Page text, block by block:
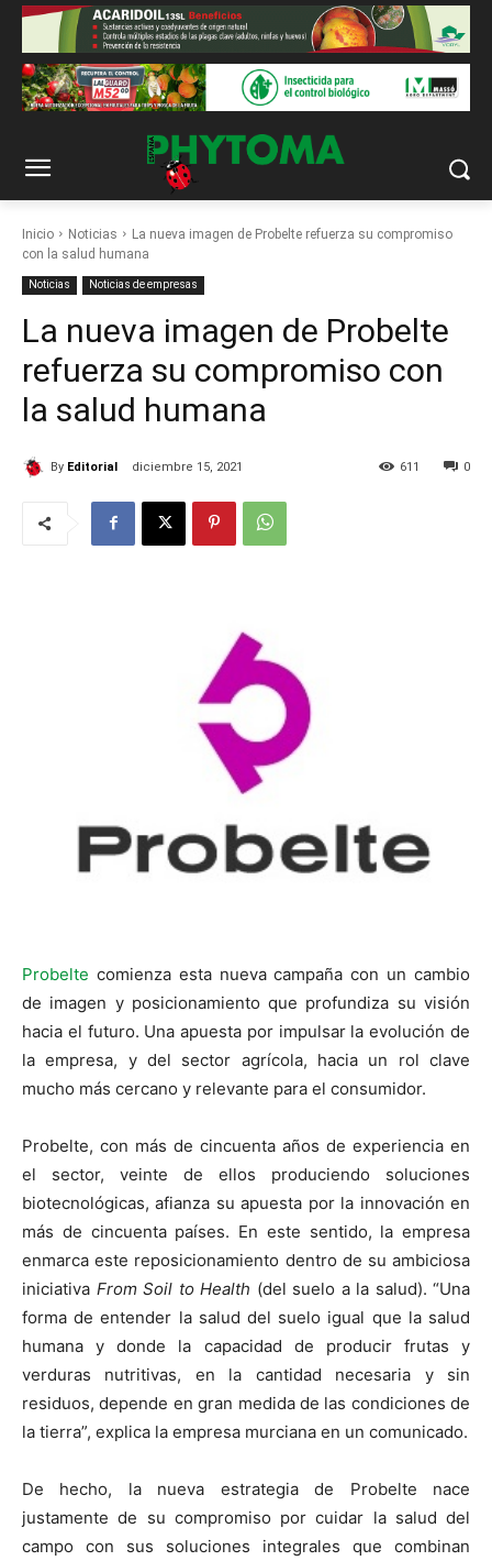
Inicio Noticias
La nueva imagen de Probelte refuerza su compromiso
con la salud humana
Noticias Noticias de empresas
La nueva imagen de Probelte
refuerza su compromiso con
la salud humana
By Editorial diciembre 15, 2021 0
611
Probelte comienza esta nueva campaña con un cambio
de imagen y posicionamiento que profundiza su visión
hacia el futuro. Una apuesta por impulsar la evolución de
la empresa, y del sector agrícola, hacia un rol clave
mucho más cercano y relevante para el consumidor.
Probelte, con más de cincuenta años de experiencia en
el sector, veinte de ellos produciendo soluciones
biotecnológicas, afianza su apuesta por la innovación en
más de cincuenta países. En este sentido, la empresa
enmarca este reposicionamiento dentro de su ambiciosa
iniciativa From Soil to Health (del suelo a la salud). “Una
forma de entender la salud del suelo igual que la salud
humana y donde la capacidad de producir frutas y
verduras nutritivas, en la cantidad necesaria y sin
residuos, depende en gran medida de las condiciones de
la tierra”, explica la empresa murciana en un comunicado.
De hecho, la nueva estrategia de Probelte nace
justamente de su compromiso por cuidar la salud del
campo con sus soluciones integrales que combinan